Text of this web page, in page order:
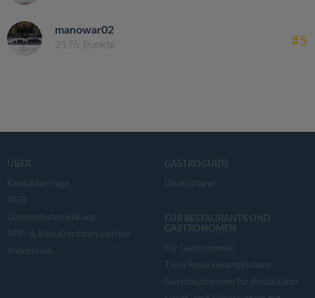
manowar02
2175 Punkte #5
ÜBER
Kontaktanfrage
AGB
Datenschutzerklärung
APP- & Benutzerdaten löschen
Impressum
GASTROGUIDE
Deutschland
FÜR RESTAURANTS UND
GASTRONOMEN
Für Gastronomen
Tisch Reservierungsystem
Gutscheinsystem für Restaurants